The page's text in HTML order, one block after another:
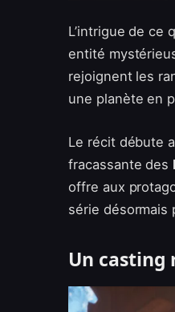
L’intrigue de ce
entité
rejoignent les
une planète en
Le récit débute
fracassante des
offre aux
série désormais
Un casting